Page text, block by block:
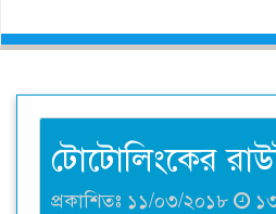
টোটোলিংকের
প্রকাশিতঃ ১১/০৩/২০১৮